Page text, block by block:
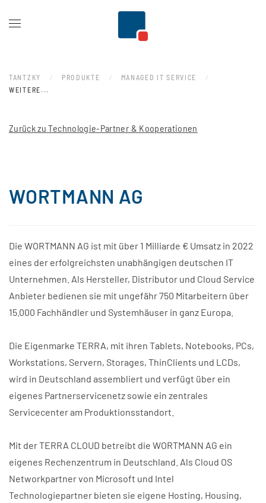
TANTZKY PRODUKTE
MANAGED IT SERVICE
WEITERE...
Zurück zu Technologie-Partner & Kooperationen
WORTMANN AG
Die WORTMANN AG ist mit über 1 Milliarde € Umsatz in 2022
eines der erfolgreichsten unabhängigen deutschen IT
Unternehmen. Als Hersteller, Distributor und Cloud Service
Anbieter bedienen sie mit ungefähr 750 Mitarbeitern über
15.000 Fachhändler und Systemhäuser in ganz Europa.
Die Eigenmarke TERRA, mit ihren Tablets, Notebooks, PCs,
Workstations, Servern, Storages, ThinClients und LCDs,
wird in Deutschland assembliert und verfügt über ein
eigenes Partnerservicenetz sowie ein zentrales
Servicecenter am Produktionsstandort.
Mit der TERRA CLOUD betreibt die WORTMANN AG ein
eigenes Rechenzentrum in Deutschland. Als Cloud OS
Networkpartner von Microsoft und Intel
Technologiepartner bieten sie eigene Hosting, Housing,